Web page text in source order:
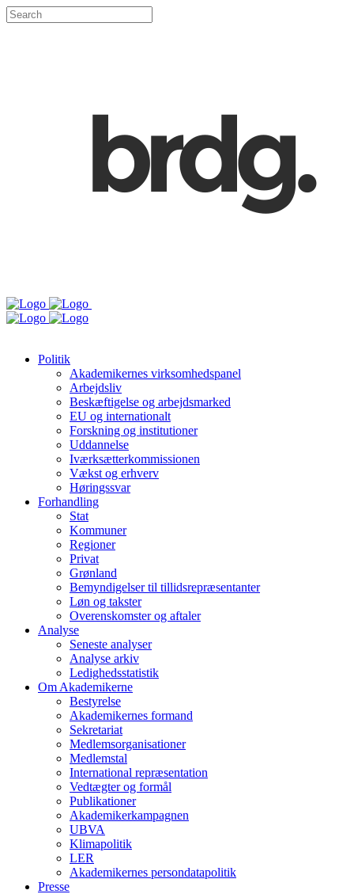
Politik
Akademikernes virksomhedspanel
Arbejdsliv
Beskæftigelse og arbejdsmarked
EU og internationalt
Forskning og institutioner
Uddannelse
Iværksætterkommissionen
Vækst og erhverv
Høringssvar
Forhandling
Stat
Kommuner
Regioner
Privat
Grønland
Bemyndigelser til tillidsrepræsentanter
Løn og takster
Overenskomster og aftaler
Analyse
Seneste analyser
Analyse arkiv
Ledighedsstatistik
Om Akademikerne
Bestyrelse
Akademikernes formand
Sekretariat
Medlemsorganisationer
Medlemstal
International repræsentation
Vedtægter og formål
Publikationer
Akademikerkampagnen
UBVA
Klimapolitik
LER
Akademikernes persondatapolitik
Presse